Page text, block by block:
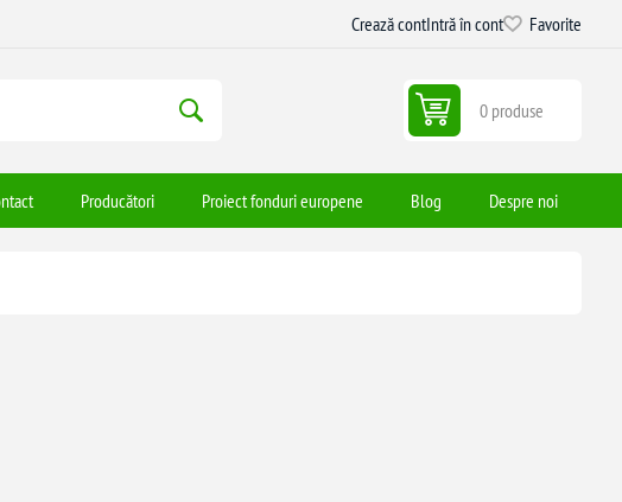
Crează contIntră în cont Favorite
0 produse
Producători Proiect fonduri europene Blog Despre noi